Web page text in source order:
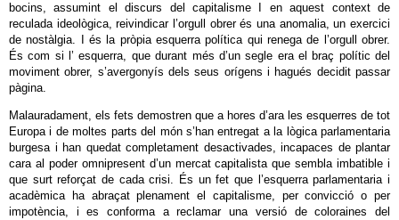
bocins, assumint el discurs del capitalisme I en aquest context de
reculada ideològica, reivindicar l’orgull obrer és una anomalia, un exercici
de nostàlgia. I és la pròpia esquerra política qui renega de l’orgull obrer.
És com si l’ esquerra, que durant més d’un segle era el braç polític del
moviment obrer, s’avergonyís dels seus orígens i hagués decidit passar
pàgina.
Malauradament, els fets demostren que a hores d’ara les esquerres de tot
Europa i de moltes parts del món s’han entregat a la lògica parlamentaria
burgesa i han quedat completament desactivades, incapaces de plantar
cara al poder omnipresent d’un mercat capitalista que sembla imbatible i
que surt reforçat de cada crisi. És un fet que l’esquerra parlamentaria i
acadèmica ha abraçat plenament el capitalisme, per convicció o per
impotència, i es conforma a reclamar una versió de coloraines del